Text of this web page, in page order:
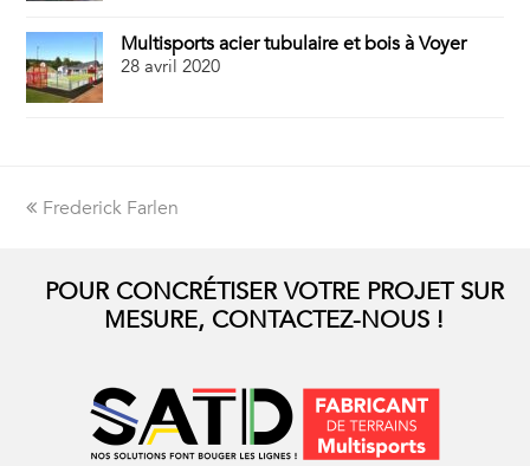
Multisports acier tubulaire et bois à Voyer
28 avril 2020
Onglet
Frederick Farlen
POUR CONCRÉTISER VOTRE PROJET SUR
MESURE, CONTACTEZ-NOUS !